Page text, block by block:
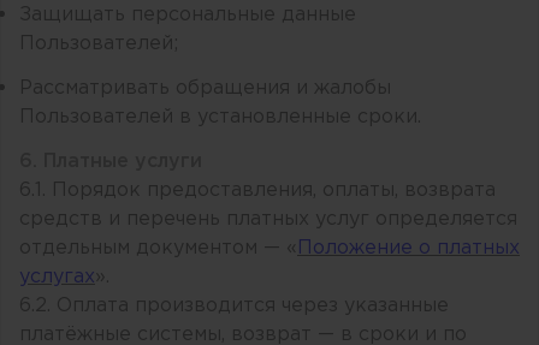
Защищать персональные данные
Пользователей;
Рассматривать обращения и жалобы
Пользователей в установленные сроки.
6.1. Порядок предоставления, оплаты, возврата
средств и перечень платных услуг определяется
отдельным документом — «
Положение о платных
услугах ».
6.2. Оплата производится через указанные
платёжные системы, возврат — в сроки и по